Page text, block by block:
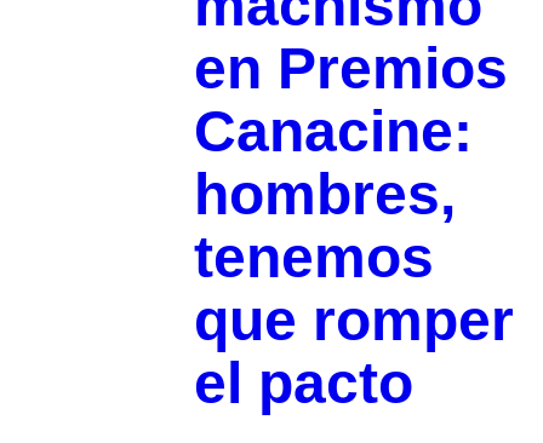
en Premios
Canacine:
hombres,
tenemos
que romper
el pacto